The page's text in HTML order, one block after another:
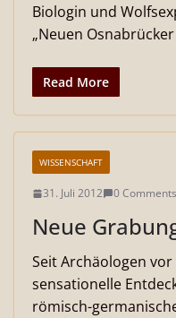
Biologin und
„Neuen
Read More
WISSENSCHAFT
31. Juli 2012 0 Comments
Neue
Seit Archäologen
sensationelle
römisch-